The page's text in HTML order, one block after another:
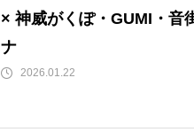
× 神威がくぽ・GUMI・音
ナ
2026.01.22